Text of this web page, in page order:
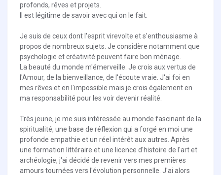
profonds, rêves et projets.
Il est légitime de savoir avec qui on le fait.
Je suis de ceux dont l'esprit virevolte et s'enthousiasme à
propos de nombreux sujets. Je considère notamment que
psychologie et créativité peuvent faire bon ménage.
La beauté du monde m'émerveille. Je crois aux vertus de
l'Amour, de la bienveillance, de l'écoute vraie. J'ai foi en
mes rêves et en l'impossible mais je crois également en
ma responsabilité pour les voir devenir réalité.
Très jeune, je me suis intéressée au monde fascinant de la
spiritualité, une base de réflexion qui a forgé en moi une
profonde empathie et un réel intérêt aux autres. Après
une formation littéraire et une licence d'histoire de l'art et
archéologie, j'ai décidé de revenir vers mes premières
amours tournées vers l'évolution personnelle. J'ai alors